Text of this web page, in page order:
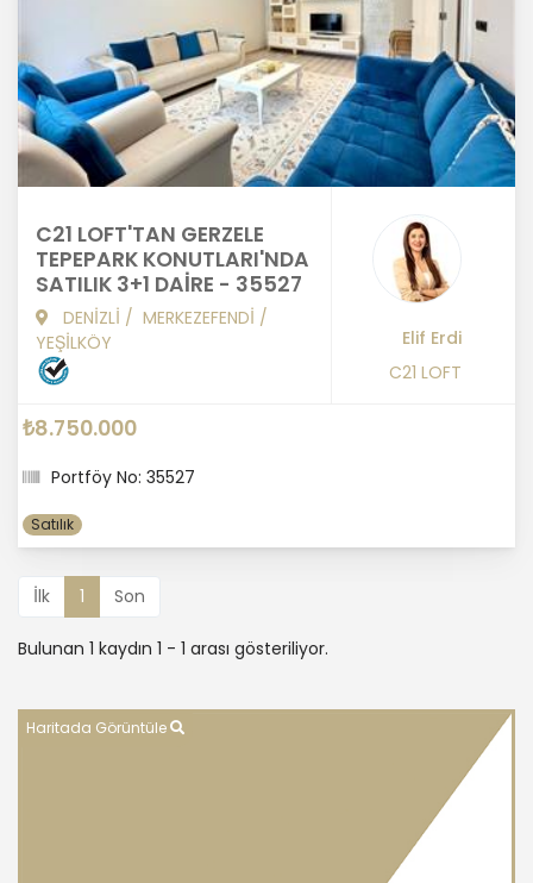
C21 LOFT'TAN GERZELE
TEPEPARK KONUTLARI'NDA
SATILIK 3+1 DAİRE - 35527
DENİZLİ / MERKEZEFENDİ /
YEŞİLKÖY
Elif Erdi
C21 LOFT
₺8.750.000
Portföy No: 35527
Satılık
İlk 1 Son
Bulunan 1 kaydın 1 - 1 arası gösteriliyor.
Haritada Görüntüle